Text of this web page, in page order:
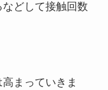
どして接触回数
まっていきま